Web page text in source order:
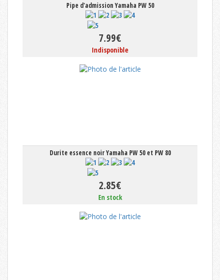
Pipe d'admission Yamaha PW 50
7.99€
Indisponible
Durite essence noir Yamaha PW 50 et PW 80
2.85€
En stock